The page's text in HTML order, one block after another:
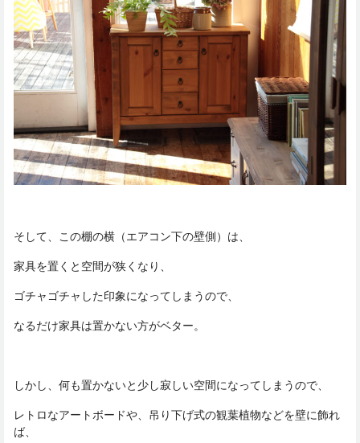
そして、この棚の横（エアコン下の壁側）は、
家具を置くと空間が狭くなり、
ゴチャゴチャした印象になってしまうので、
なるだけ家具は置かない方がベター。
しかし、何も置かないと少し寂しい空間になってしまうので、
レトロなアートボードや、吊り下げ式の観葉植物などを壁に飾れ
ば、